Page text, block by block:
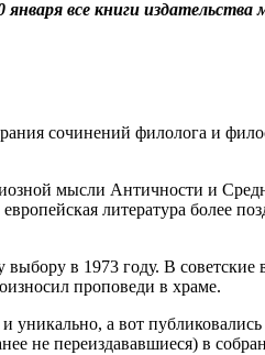
все книги издательства
сочинений филолога и
мысли Античности и
литература более
в 1973 году. В советские
проповеди в храме.
уникально, а вот
не переиздававшиеся) в